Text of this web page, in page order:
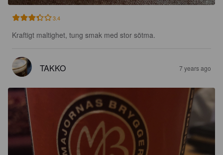
3.4
Kraftigt maltighet, tung smak med stor sötma.
TAKKO 7 years ago